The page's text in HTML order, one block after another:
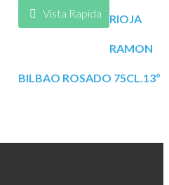
Vista Rapida RIOJA
RAMON
BILBAO ROSADO 75CL.13º